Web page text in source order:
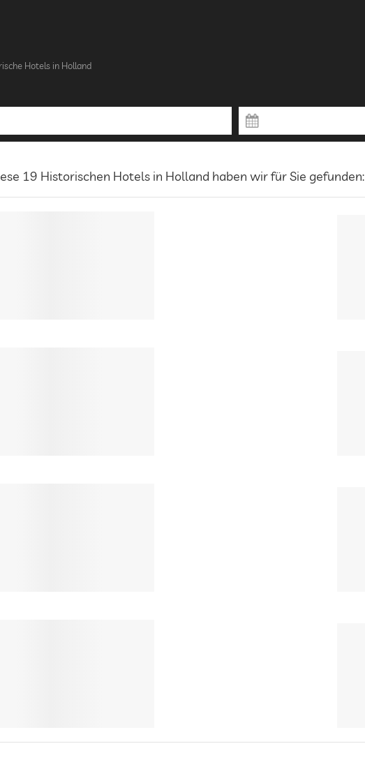
Hotels in Holland
19 Historischen Hotels in Holland haben wir für Sie gefunden: